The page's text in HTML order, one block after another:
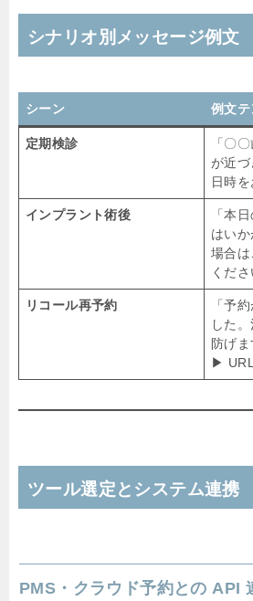
シナリオ別メッセージ例文
シーン 例文テ
定期検診
「〇
が近
日時を
インプラント術後
「本
はい
場合
くださ
リコール再予約
「予
した
防げ
▶︎ URL
ツール選定とシステム連携
PMS・クラウド予約との API